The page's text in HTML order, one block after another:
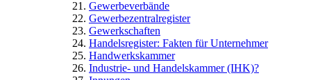
Gewerbeverbände
Gewerbezentralregister
Gewerkschaften
Handelsregister: Fakten für Unternehmer
Handwerkskammer
Industrie- und Handelskammer (IHK)?